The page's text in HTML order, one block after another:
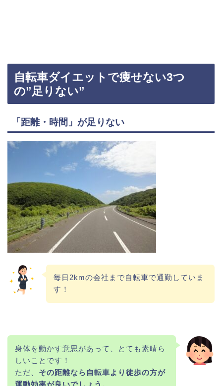
自転車ダイエットで痩せない3つ
の”足りない”
「距離・時間」が足りない
毎日2kmの会社まで自転車で通勤していま
す！
身体を動かす意思があって、とても素晴ら
しいことです！
ただ、 その距離なら自転車より徒歩の方が
運動効率が良いでしょう。